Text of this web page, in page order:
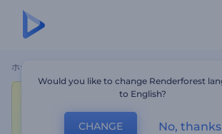
ホーム
Would you like to change Renderforest
to English?
CHANGE No, thanks